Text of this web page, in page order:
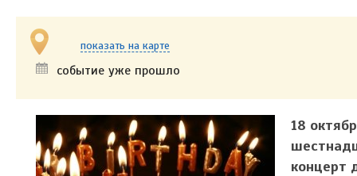
показать на карте
событие уже прошло
18
концерт